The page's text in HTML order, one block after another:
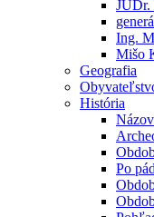
JUDr.
Ing.
Mišo
Geografia
História
Po